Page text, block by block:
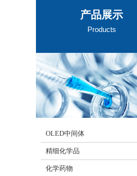
产品展示
Products
OLED中间体
精细化学品
化学药物